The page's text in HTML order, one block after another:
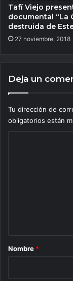
Tafí Viejo
documental “La
destruida de
27 noviembre, 2018
Deja un
Tu dirección de
obligatorios están
r
Nombre *